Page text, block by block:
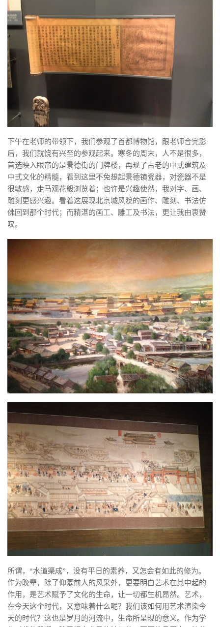
下午在老师的带领下，我们参观了首都博物馆，跟老师合完影
后，我们就饶有兴至的参观起来。寒冬的周末，人不是很多，
首选映入眼帘的是景德街的门牌楼，再现了古老的中式建筑及
中式文化的精髓，看到这里不免想起景德镇瓷器，对瓷器不是
很敏感，走马观花般浏览着；也许是兴趣使然，我对字、画、
雕刻更感兴趣。看着这展现北京城风貌的画作、雕刻、书法仿
佛回到那个时代；而精湛的画工、雕工及书法，更让我由衷赞
叹。
所谓，“水道渠成”，没有平日的素养，又怎会有如此的修为。
作为晚辈，除了仰慕前人的风采外，更要明白艺术在其中起的
作用，是艺术赋予了文化的生命，让一切都生机昂然。艺术，
在今天这个时代，又意味着什么呢？我们该如何用艺术渲染今
天的时代？这也是岁月的河流中，生命所呈现的意义。作为学